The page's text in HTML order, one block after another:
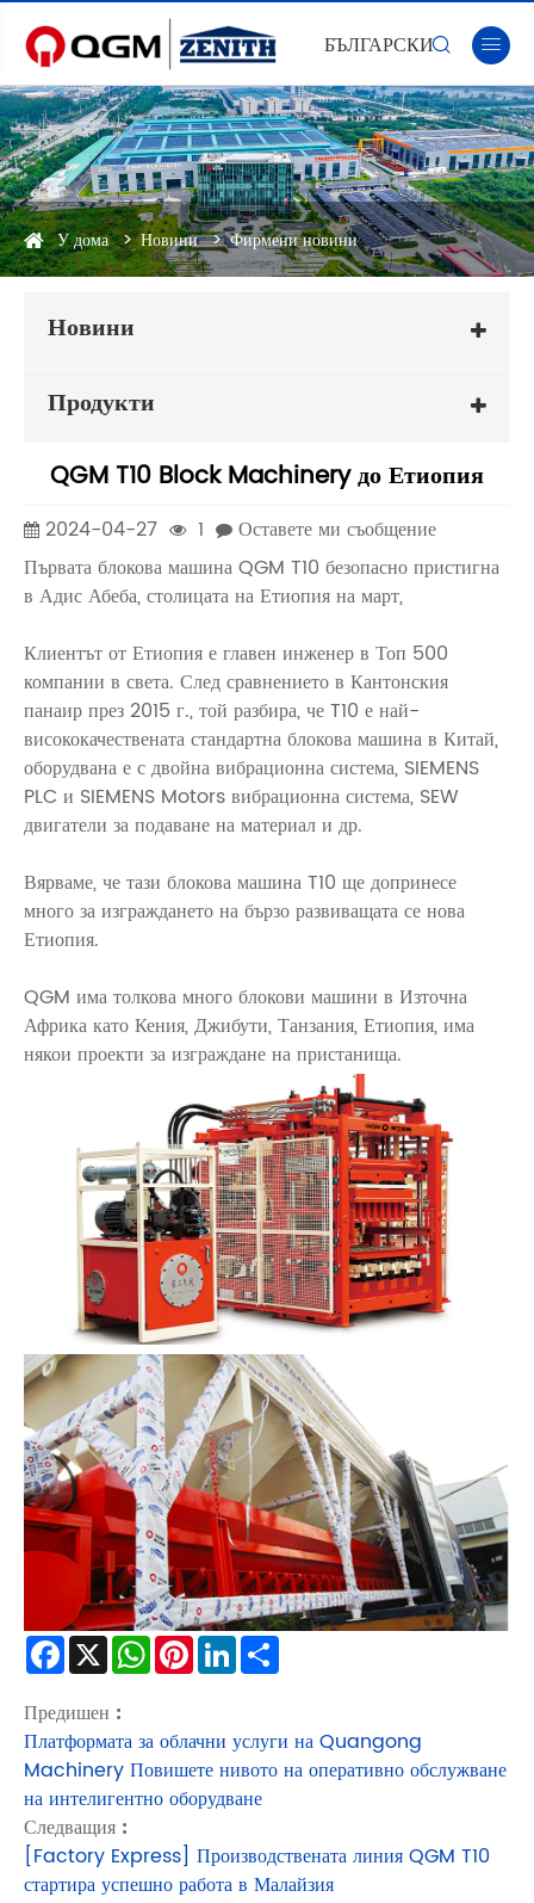
БЪЛГАРСКИ 
У дома Новини Фирмени новини
Новини
Продукти
QGM T10 Block Machinery до Етиопия
2024-04-27 1
Оставете ми съобщение
Първата блокова машина QGM T10 безопасно пристигна
в Адис Абеба, столицата на Етиопия на март,
Клиентът от Етиопия е главен инженер в Топ 500
компании в света. След сравнението в Кантонския
панаир през 2015 г., той разбира, че T10 е най-
висококачествената стандартна блокова машина в Китай,
оборудвана е с двойна вибрационна система, SIEMENS
PLC и SIEMENS Motors вибрационна система, SEW
двигатели за подаване на материал и др.
Вярваме, че тази блокова машина T10 ще допринесе
много за изграждането на бързо развиващата се нова
Етиопия.
QGM има толкова много блокови машини в Източна
Африка като Кения, Джибути, Танзания, Етиопия, има
някои проекти за изграждане на пристанища.
Facebook
X WhatsApp
PinterestLinkedIn
Предишен :
Платформата за облачни услуги на Quangong
Machinery Повишете нивото на оперативно обслужване
на интелигентно оборудване
Следващия :
[Factory Express] Производствената линия QGM T10
стартира успешно работа в Малайзия